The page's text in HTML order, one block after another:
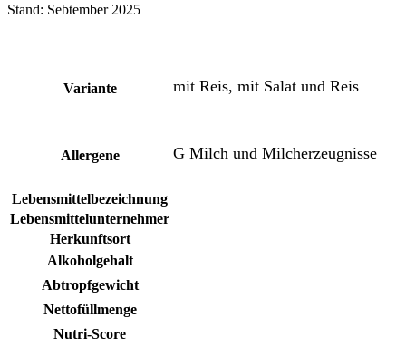
Stand: Sebtember 2025
Variante mit Reis, mit Salat und Reis
Allergene G Milch und Milcherzeugnisse
Lebensmittelbezeichnung
Lebensmittelunternehmer
Herkunftsort
Alkoholgehalt
Abtropfgewicht
Nettofüllmenge
Nutri-Score